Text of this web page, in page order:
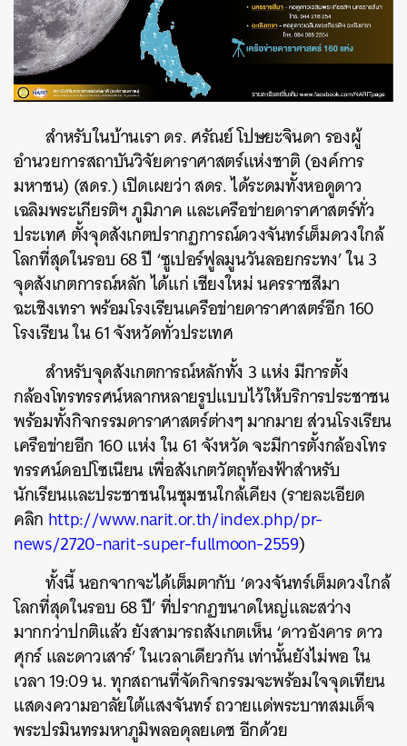
สำหรับในบ้านเรา ดร. ศรัณย์ โปษยะจินดา รองผู้
อำนวยการสถาบันวิจัยดาราศาสตร์แห่งชาติ (องค์การ
มหาชน) (สดร.) เปิดเผยว่า สดร. ได้ระดมทั้งหอดูดาว
เฉลิมพระเกียรติฯ ภูมิภาค และเครือข่ายดาราศาสตร์ทั่ว
ประเทศ ตั้งจุดสังเกตปรากฏการณ์ดวงจันทร์เต็มดวงใกล้
โลกที่สุดในรอบ 68 ปี ‘ซูเปอร์ฟูลมูนวันลอยกระทง’ ใน 3
จุดสังเกตการณ์หลัก ได้แก่ เชียงใหม่ นครราชสีมา
ฉะเชิงเทรา พร้อมโรงเรียนเครือข่ายดาราศาสตร์อีก 160
โรงเรียน ใน 61 จังหวัดทั่วประเทศ
สำหรับจุดสังเกตการณ์หลักทั้ง 3 แห่ง มีการตั้ง
กล้องโทรทรรศน์หลากหลายรูปแบบไว้ให้บริการประชาชน
พร้อมทั้งกิจกรรมดาราศาสตร์ต่างๆ มากมาย ส่วนโรงเรียน
เครือข่ายอีก 160 แห่ง ใน 61 จังหวัด จะมีการตั้งกล้องโทร
ทรรศน์ดอปโซเนียน เพื่อสังเกตวัตถุท้องฟ้าสำหรับ
นักเรียนและประชาชนในชุมชนใกล้เคียง (รายละเอียด
คลิก http://www.narit.or.th/index.php/pr-
news/2720-narit-super-fullmoon-2559)
ทั้งนี้ นอกจากจะได้เต็มตากับ ‘ดวงจันทร์เต็มดวงใกล้
โลกที่สุดในรอบ 68 ปี’ ที่ปรากฏขนาดใหญ่และสว่าง
มากกว่าปกติแล้ว ยังสามารถสังเกตเห็น ‘ดาวอังคาร ดาว
ศุกร์ และดาวเสาร์’ ในเวลาเดียวกัน เท่านั้นยังไม่พอ ใน
เวลา 19:09 น. ทุกสถานที่จัดกิจกรรมจะพร้อมใจจุดเทียน
แสดงความอาลัยใต้แสงจันทร์ ถวายแด่พระบาทสมเด็จ
พระปรมินทรมหาภูมิพลอดุลยเดช อีกด้วย